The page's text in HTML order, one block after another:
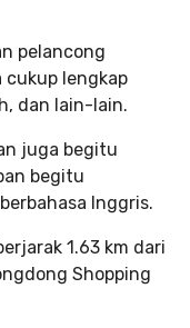
pelancong
lengkap
dan lain-lain.
juga begitu
begitu
Inggris.
1.63 km dari
Shopping